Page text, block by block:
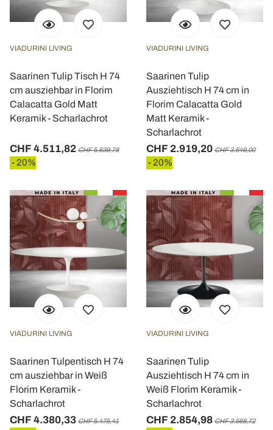
VIADURINI LIVING
Saarinen Tulip Tisch H 74
cm ausziehbar in Florim
Calacatta Gold Matt
Keramik - Scharlachrot
CHF 4.511,82 CHF 5.639,78
- 20%
VIADURINI LIVING
Saarinen Tulip
Ausziehtisch H 74 cm in
Florim Calacatta Gold
Matt Keramik -
Scharlachrot
CHF 2.919,20 CHF 3.649,00
- 20%
VIADURINI LIVING
Saarinen Tulpentisch H 74
cm ausziehbar in Weiß
Florim Keramik -
Scharlachrot
CHF 4.380,33 CHF 5.475,41
VIADURINI LIVING
Saarinen Tulip
Ausziehtisch H 74 cm in
Weiß Florim Keramik -
Scharlachrot
CHF 2.854,98 CHF 3.568,72